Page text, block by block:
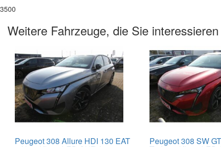
3500
Weitere Fahrzeuge, die Sie
Peugeot 308 Allure HDI 130 EAT Peugeot 308 SW